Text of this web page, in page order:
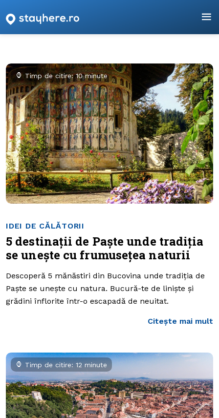
Timp de citire: 10 minute
IDEI DE CĂLĂTORII
5 destinații de Paște unde tradiția
se unește cu frumusețea naturii
Descoperă 5 mănăstiri din Bucovina unde tradiția de
Paște se unește cu natura. Bucură-te de liniște și
grădini înflorite într-o escapadă de neuitat.
Citește mai mult
Timp de citire: 12 minute